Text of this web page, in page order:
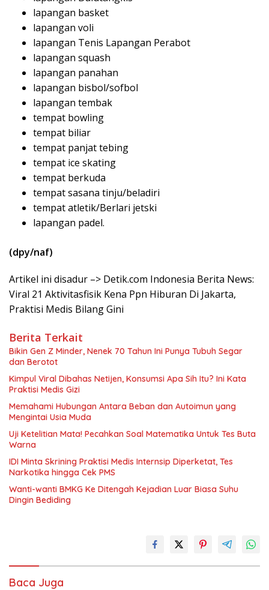
lapangan basket
lapangan voli
lapangan Tenis Lapangan Perabot
lapangan squash
lapangan panahan
lapangan bisbol/sofbol
lapangan tembak
tempat bowling
tempat biliar
tempat panjat tebing
tempat ice skating
tempat berkuda
tempat sasana tinju/beladiri
tempat atletik/Berlari jetski
lapangan padel.
(dpy/naf)
Artikel ini disadur –> Detik.com Indonesia Berita News:
Viral 21 Aktivitasfisik Kena Ppn Hiburan Di Jakarta,
Praktisi Medis Bilang Gini
Berita Terkait
Bikin Gen Z Minder, Nenek 70 Tahun Ini Punya Tubuh Segar
dan Berotot
Kimpul Viral Dibahas Netijen, Konsumsi Apa Sih Itu? Ini Kata
Praktisi Medis Gizi
Memahami Hubungan Antara Beban dan Autoimun yang
Mengintai Usia Muda
Uji Ketelitian Mata! Pecahkan Soal Matematika Untuk Tes Buta
Warna
IDI Minta Skrining Praktisi Medis Internsip Diperketat, Tes
Narkotika hingga Cek PMS
Wanti-wanti BMKG Ke Ditengah Kejadian Luar Biasa Suhu
Dingin Bediding
Baca Juga